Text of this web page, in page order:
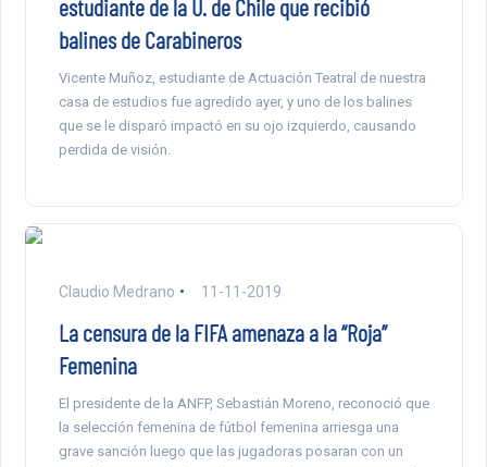
estudiante de la U. de Chile que recibió
balines de Carabineros
Vicente Muñoz, estudiante de Actuación Teatral de nuestra
casa de estudios fue agredido ayer, y uno de los balines
que se le disparó impactó en su ojo izquierdo, causando
perdida de visión.
Claudio Medrano 11-11-2019
La censura de la FIFA amenaza a la “Roja”
Femenina
El presidente de la ANFP, Sebastián Moreno, reconoció que
la selección femenina de fútbol femenina arriesga una
grave sanción luego que las jugadoras posaran con un